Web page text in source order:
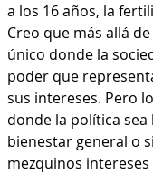
a los 16 años, la
Creo que más allá
único donde la
poder que
sus intereses. Pero
donde la política
bienestar general o
mezquinos